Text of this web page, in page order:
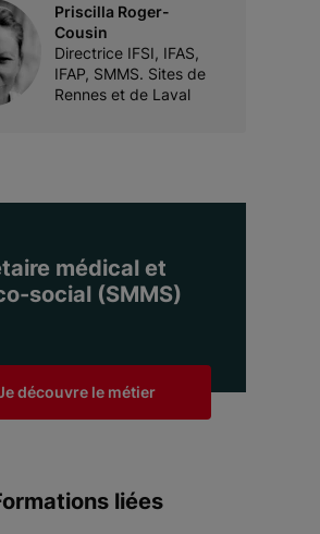
Priscilla Roger-
Cousin
Directrice IFSI, IFAS,
IFAP, SMMS. Sites de
Rennes et de Laval
médical et
social (SMMS)
découvre le métier
liées